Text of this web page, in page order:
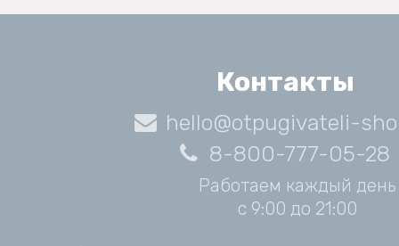
Контакты
hello@otpugivateli-
8-800-777-05-28
Работаем каждый день
с 9:00 до 21:00